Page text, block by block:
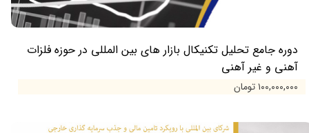
دوره جامع تحلیل تکنیکال بازار های بین المللی در حوزه فلزات
آهنی و غیر آهنی
۱۰۰,۰۰۰,۰۰۰ تومان